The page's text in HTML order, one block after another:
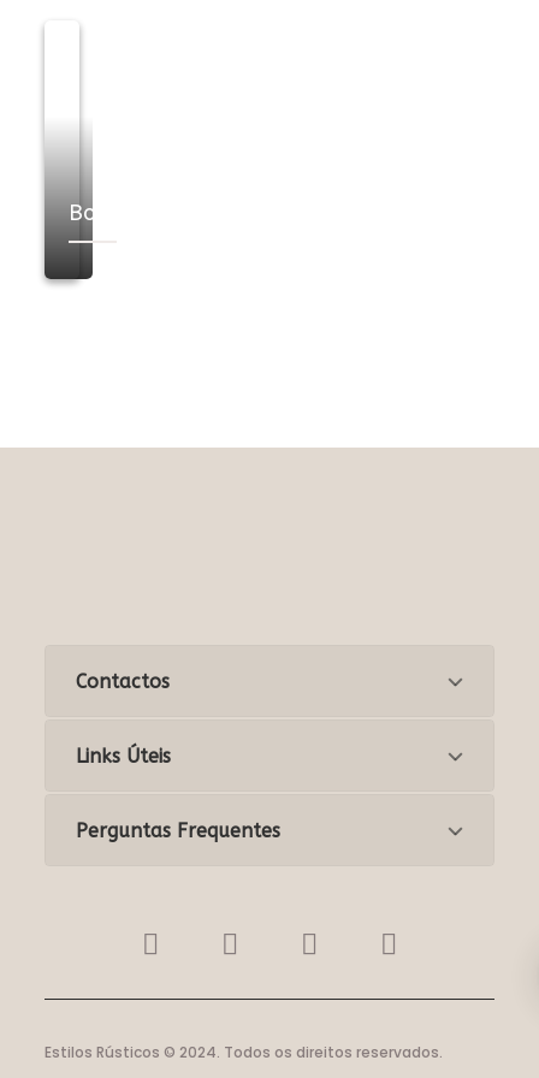
Bordeaux
Contactos
Links Úteis
Perguntas Frequentes
Estilos Rústicos © 2024. Todos os direitos reservados.